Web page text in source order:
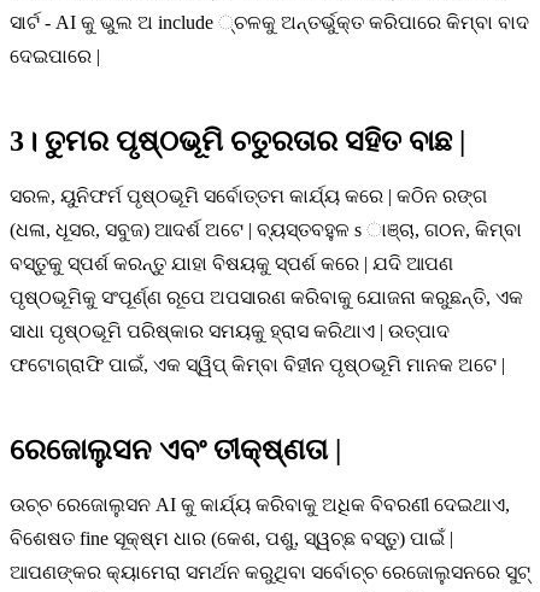
ସାର୍ଟ - AI କୁ ଭୁଲ ଅ include ୍ଚଳକୁ ଅନ୍ତର୍ଭୁକ୍ତ କରିପାରେ କିମ୍ବା ବାଦ
ଦେଇପାରେ |
3। ତୁମର ପୃଷ୍ଠଭୂମି ଚତୁରତାର ସହିତ ବାଛ |
ସରଳ, ୟୁନିଫର୍ମ ପୃଷ୍ଠଭୂମି ସର୍ବୋତ୍ତମ କାର୍ଯ୍ୟ କରେ | କଠିନ ରଙ୍ଗ
(ଧଳା, ଧୂସର, ସବୁଜ) ଆଦର୍ଶ ଅଟେ | ବ୍ୟସ୍ତବହୁଳ s ାଞ୍ଚା, ଗଠନ, କିମ୍ବା
ବସ୍ତୁକୁ ସ୍ପର୍ଶ କରନ୍ତୁ ଯାହା ବିଷୟକୁ ସ୍ପର୍ଶ କରେ | ଯଦି ଆପଣ
ପୃଷ୍ଠଭୂମିକୁ ସଂପୂର୍ଣ୍ଣ ରୂପେ ଅପସାରଣ କରିବାକୁ ଯୋଜନା କରୁଛନ୍ତି, ଏକ
ସାଧା ପୃଷ୍ଠଭୂମି ପରିଷ୍କାର ସମୟକୁ ହ୍ରାସ କରିଥାଏ | ଉତ୍ପାଦ
ଫଟୋଗ୍ରାଫି ପାଇଁ, ଏକ ସ୍ୱିପ୍ କିମ୍ବା ବିହୀନ ପୃଷ୍ଠଭୂମି ମାନକ ଅଟେ |
ରେଜୋଲୁସନ ଏବଂ ତୀକ୍ଷ୍ଣତା |
ଉଚ୍ଚ ରେଜୋଲୁସନ AI କୁ କାର୍ଯ୍ୟ କରିବାକୁ ଅଧିକ ବିବରଣୀ ଦେଇଥାଏ,
ବିଶେଷତ fine ସୂକ୍ଷ୍ମ ଧାର (କେଶ, ପଶୁ, ସ୍ୱଚ୍ଛ ବସ୍ତୁ) ପାଇଁ |
ଆପଣଙ୍କର କ୍ୟାମେରା ସମର୍ଥନ କରୁଥିବା ସର୍ବୋଚ୍ଚ ରେଜୋଲୁସନରେ ସୁଟ୍